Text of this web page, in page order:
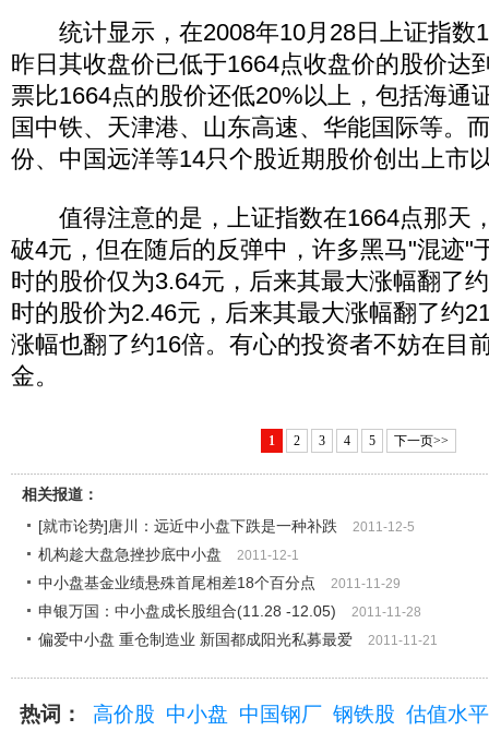
统计显示，在2008年10月28日上证指数
昨日其收盘价已低于1664点收盘价的股价达
票比1664点的股价还低20%以上，包括海通
国中铁、天津港、山东高速、华能国际等。
份、中国远洋等14只个股近期股价创出上市
值得注意的是，上证指数在1664点那天
破4元，但在随后的反弹中，许多黑马"混迹"
时的股价仅为3.64元，后来其最大涨幅翻了
时的股价为2.46元，后来其最大涨幅翻了约
涨幅也翻了约16倍。有心的投资者不妨在目
金。
1 2 3 4 5 下一页>>
相关报道：
[就市论势]唐川：远近中小盘下跌是一种补跌
2011-12-5
机构趁大盘急挫抄底中小盘 2011-12-1
中小盘基金业绩悬殊首尾相差18个百分点 2011-11-29
申银万国：中小盘成长股组合(11.28 -12.05) 2011-11-28
偏爱中小盘 重仓制造业 新国都成阳光私募最爱 2011-11-21
热词： 高价股 中小盘 中国钢厂 钢铁股 估值水平